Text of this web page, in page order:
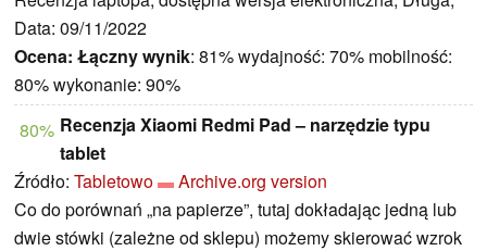
Data: 09/11/2022
Ocena: Łączny wynik: 81% wydajność: 70% mobilność:
80% wykonanie: 90%
80% Recenzja Xiaomi Redmi Pad – narzędzie typu
tablet
Źródło: Tabletowo
Archive.org version
Co do porównań „na papierze”, tutaj dokładając jedną lub
dwie stówki (zależne od sklepu) możemy skierować wzrok